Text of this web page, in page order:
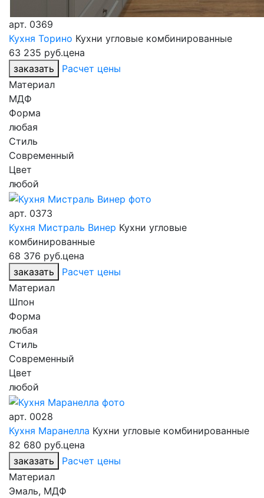
арт. 0369
Кухня Торино Кухни угловые комбинированные
63 235 руб.цена
заказать
Расчет цены
Материал
МДФ
Форма
любая
Стиль
Современный
Цвет
любой
арт. 0373
Кухня Мистраль Винер Кухни угловые
комбинированные
68 376 руб.цена
заказать
Расчет цены
Материал
Шпон
Форма
любая
Стиль
Современный
Цвет
любой
арт. 0028
Кухня Маранелла Кухни угловые комбинированные
82 680 руб.цена
заказать
Расчет цены
Материал
Эмаль, МДФ